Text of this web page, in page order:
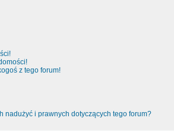
z tego forum!
nadużyć i prawnych dotyczących tego forum?